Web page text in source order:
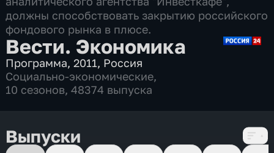
должны способствовать закрытию российского
фондового рынка в плюсе.
Вести. Экономика
Программа,2011, Россия
Социально-экономические,
10 сезонов, 48374 выпуска
Выпуски